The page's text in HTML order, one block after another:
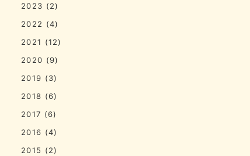
2023 (2)
2022 (4)
2021 (12)
2020 (9)
2019 (3)
2018 (6)
2017 (6)
2016 (4)
2015 (2)